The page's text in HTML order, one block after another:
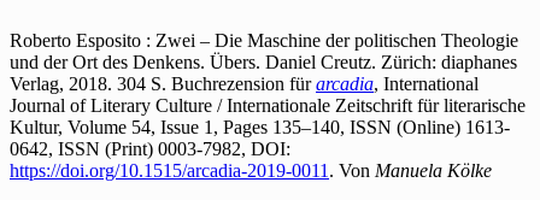
Roberto Esposito : Zwei – Die Maschine der politischen Theologie
und der Ort des Denkens. Übers. Daniel Creutz. Zürich: diaphanes
Verlag, 2018. 304 S. Buchrezension fürarcadia, International
Journal of Literary Culture / Internationale Zeitschrift für literarische
Kultur, Volume 54, Issue 1, Pages 135–140, ISSN (Online) 1613-
0642, ISSN (Print) 0003-7982, DOI:
https://doi.org/10.1515/arcadia-2019-0011 . Von Manuela Kölke